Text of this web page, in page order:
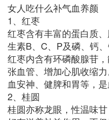
女人吃什么补气血养颜
1、红枣
红枣含有丰富的蛋白质
生素B、C、P及磷、钙
红枣内含有环磷酸腺苷
张血管、增加心肌收缩
血安神、健脾和胃等，
2、桂圆
桂圆亦称龙眼，性温味